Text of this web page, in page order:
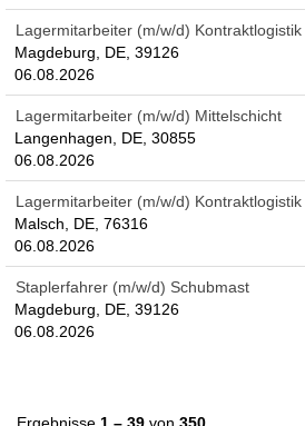
Lagermitarbeiter (m/w/d) Kontraktlogistik
Magdeburg, DE, 39126
06.08.2026
Lagermitarbeiter (m/w/d) Mittelschicht
Langenhagen, DE, 30855
06.08.2026
Lagermitarbeiter (m/w/d) Kontraktlogistik
Malsch, DE, 76316
06.08.2026
Staplerfahrer (m/w/d) Schubmast
Magdeburg, DE, 39126
06.08.2026